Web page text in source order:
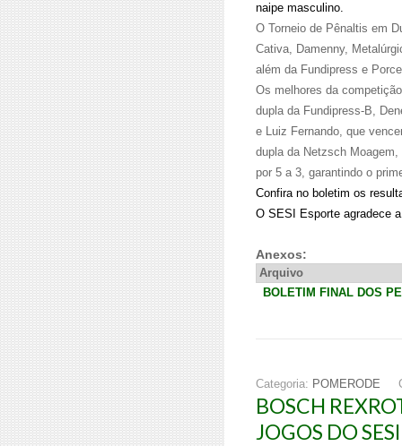
naipe masculino.
O Torneio de Pênaltis em
Cativa, Damenny,
além da Fundipress e
Os melhores da
dupla da Fundipress-B,
e Luiz Fernando, que
dupla da Netzsch
por 5 a 3, garantindo o
Confira no boletim os
O SESI Esporte agradece
Anexos:
Arquivo
BOLETIM FINAL DOS
Categoria: POMERODE
BOSCH
JOGOS DO